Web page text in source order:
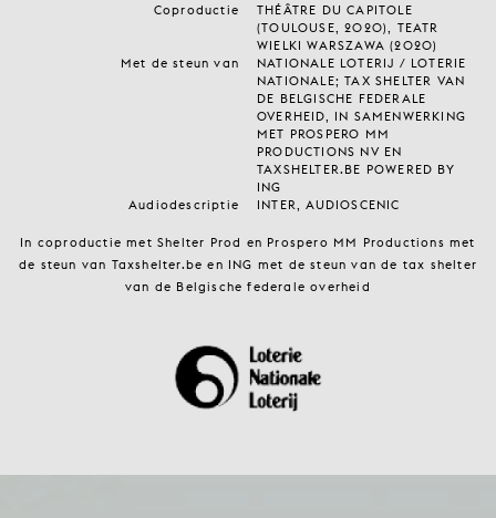
Coproductie
THÉÂTRE DU CAPITOLE
(TOULOUSE, 2020), TEATR
WIELKI WARSZAWA (2020)
Met de steun van
NATIONALE LOTERIJ / LOTERIE
NATIONALE; TAX SHELTER VAN
DE BELGISCHE FEDERALE
OVERHEID, IN SAMENWERKING
MET PROSPERO MM
PRODUCTIONS NV EN
TAXSHELTER.BE POWERED BY
ING
Audiodescriptie
INTER, AUDIOSCENIC
In coproductie met Shelter Prod en Prospero MM Productions met
de steun van Taxshelter.be en ING met de steun van de tax shelter
van de Belgische federale overheid